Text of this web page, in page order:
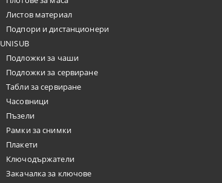
Листов материал
Подпори и дистанционери
UNISUB
Подложки за чаши
Подложки за сервиране
Табли за сервиране
Часовници
Пъзели
Рамки за снимки
Плакети
Ключодържатели
Закачалка за ключове